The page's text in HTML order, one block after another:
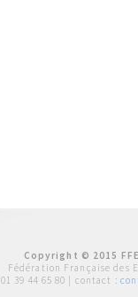
Copyright © 2015
Fédération Française des
01 39 44 65 80 | contact :